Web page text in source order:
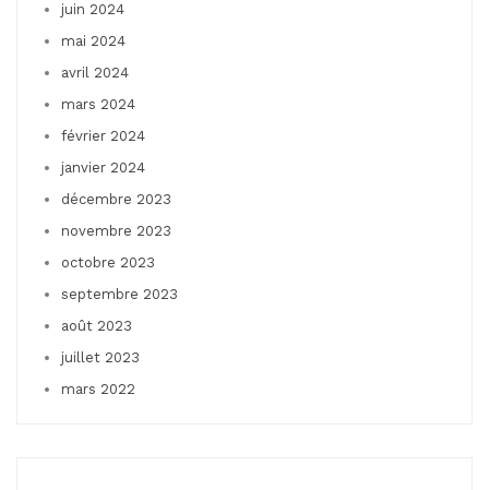
juin 2024
mai 2024
avril 2024
mars 2024
février 2024
janvier 2024
décembre 2023
novembre 2023
octobre 2023
septembre 2023
août 2023
juillet 2023
mars 2022